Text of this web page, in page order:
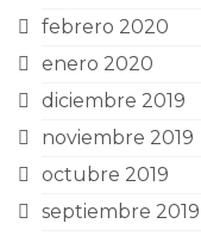
febrero 2020
enero 2020
diciembre 2019
noviembre 2019
octubre 2019
septiembre 2019